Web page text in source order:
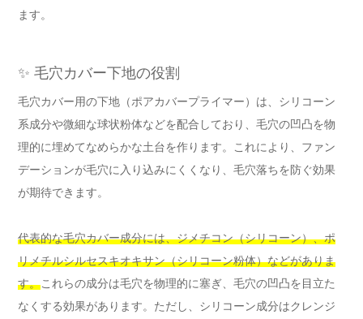
ます。
✨ 毛穴カバー下地の役割
毛穴カバー用の下地（ポアカバープライマー）は、シリコーン
系成分や微細な球状粉体などを配合しており、毛穴の凹凸を物
理的に埋めてなめらかな土台を作ります。これにより、ファン
デーションが毛穴に入り込みにくくなり、毛穴落ちを防ぐ効果
が期待できます。
代表的な毛穴カバー成分には、ジメチコン（シリコーン）、ポ
リメチルシルセスキオキサン（シリコーン粉体）などがありま
す。これらの成分は毛穴を物理的に塞ぎ、毛穴の凹凸を目立た
なくする効果があります。ただし、シリコーン成分はクレンジ